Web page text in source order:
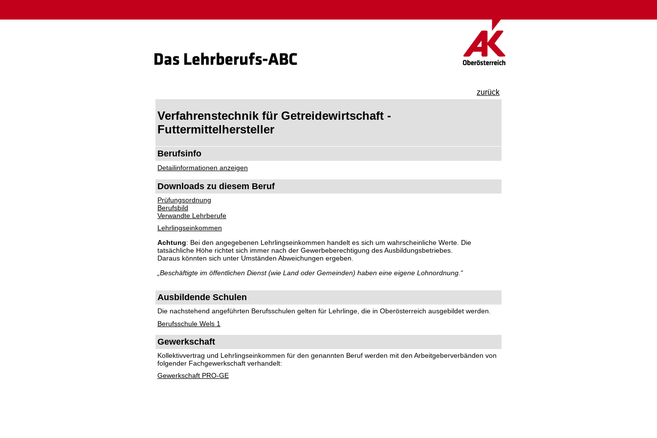
zurück
Verfahrenstechnik für Getreidewirtschaft -
Futtermittelhersteller
Berufsinfo
Detailinformationen anzeigen
Downloads zu diesem Beruf
Prüfungsordnung
Berufsbild
Verwandte Lehrberufe
Lehrlingseinkommen
Achtung: Bei den angegebenen Lehrlingseinkommen handelt es sich um wahrscheinliche Werte. Die
tatsächliche Höhe richtet sich immer nach der Gewerbeberechtigung des Ausbildungsbetriebes.
Daraus könnten sich unter Umständen Abweichungen ergeben.
„Beschäftigte im öffentlichen Dienst (wie Land oder Gemeinden) haben eine eigene Lohnordnung.“
Ausbildende Schulen
Die nachstehend angeführten Berufsschulen gelten für Lehrlinge, die in Oberösterreich ausgebildet werden.
Berufsschule Wels 1
Gewerkschaft
Kollektivvertrag und Lehrlingseinkommen für den genannten Beruf werden mit den Arbeitgeberverbänden von
folgender Fachgewerkschaft verhandelt:
Gewerkschaft PRO-GE